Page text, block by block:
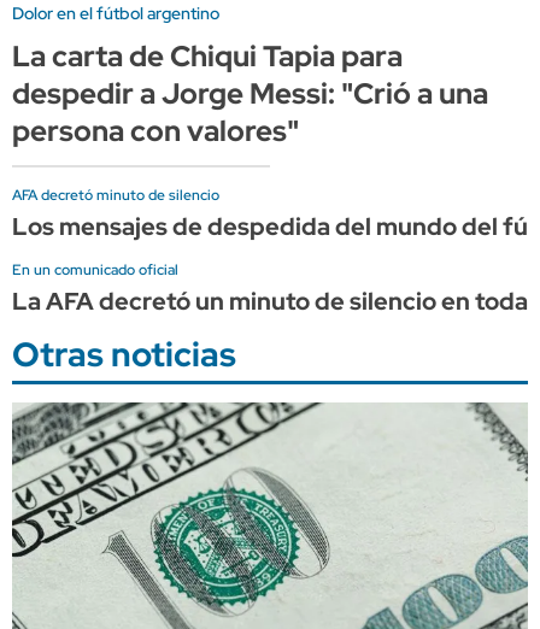
Dolor en el fútbol argentino
La carta de Chiqui Tapia para
despedir a Jorge Messi: "Crió a una
persona con valores"
AFA decretó minuto de silencio
Los mensajes de despedida del mundo del
En un comunicado oficial
La AFA decretó un minuto de silencio en
Otras noticias